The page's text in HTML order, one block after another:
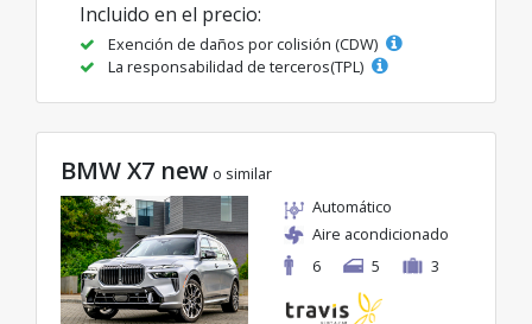
Incluido en el precio:
Exención de daños por colisión (CDW)
La responsabilidad de terceros(TPL)
BMW X7 new o similar
Automático
Aire acondicionado
6
5 3